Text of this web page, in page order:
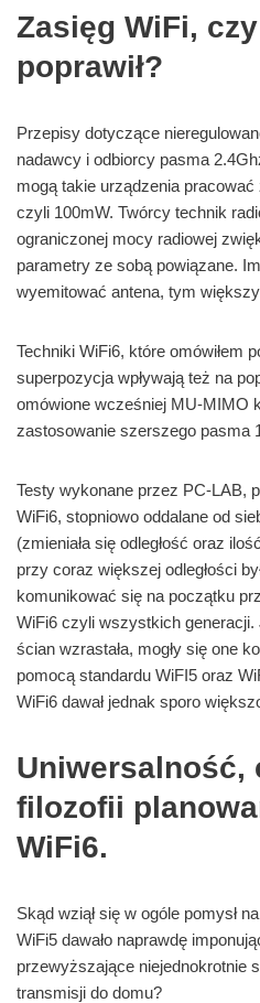
Zasięg WiFi,
poprawił?
Przepisy dotyczące
nadawcy i odbiorcy pasma
mogą takie urządzenia
czyli 100mW. Twórcy technik
ograniczonej mocy radiowej
parametry ze sobą powiązane.
wyemitować antena, tym
Techniki WiFi6, które omówiłem
superpozycja wpływają też na
omówione wcześniej MU-MIMO
zastosowanie szerszego pasma
Testy wykonane przez PC-LAB,
WiFi6, stopniowo oddalane od
(zmieniała się odległość oraz
przy coraz większej odległości
komunikować się na początku
WiFi6 czyli wszystkich generacji.
ścian wzrastała, mogły się one
pomocą standardu WiFI5 oraz
WiFi6 dawał jednak sporo
Uniwersalność,
filozofii
WiFi6.
Skąd wziął się w ogóle pomysł
WiFi5 dawało naprawdę
przewyższające niejednokrotnie
transmisji do domu?